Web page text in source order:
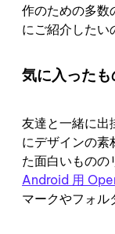
作のための多数
にご紹介したい
気に入った
友達と一緒に出
にデザインの素
た面白いものの
Android 用
マークやフォル